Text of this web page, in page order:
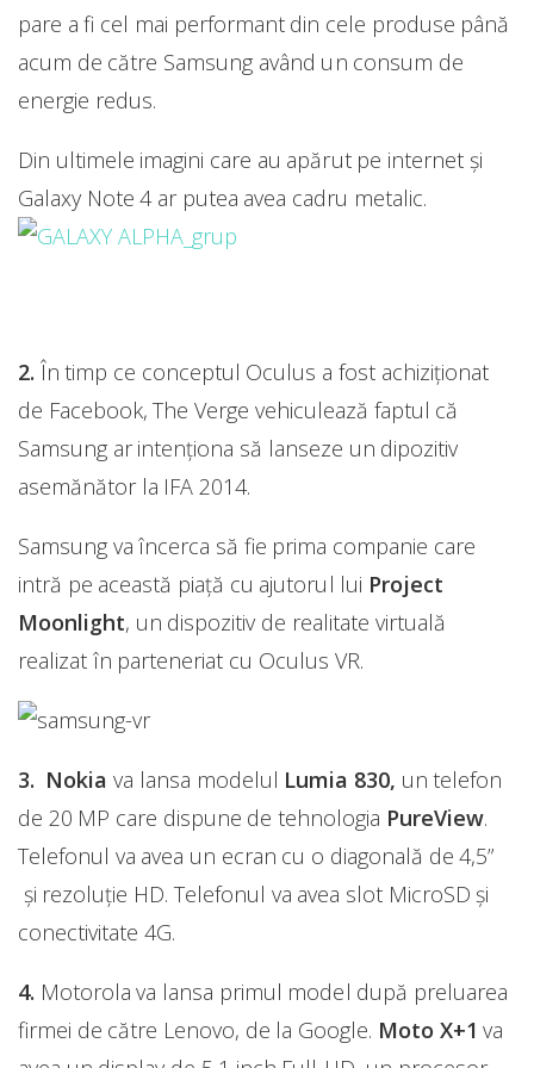
pare a fi cel mai performant din cele produse până
acum de către Samsung având un consum de
energie redus.
Din ultimele imagini care au apărut pe internet și
Galaxy Note 4 ar putea avea cadru metalic.
2. În timp ce conceptul Oculus a fost achiziționat
de Facebook, The Verge vehiculează faptul că
Samsung ar intenționa să lanseze un dipozitiv
asemănător la IFA 2014.
Samsung va încerca să fie prima companie care
intră pe această piaţă cu ajutorul lui Project
Moonlight, un dispozitiv de realitate virtuală
realizat în parteneriat cu Oculus VR.
3. Nokia va lansa modelul Lumia 830, un telefon
de 20 MP care dispune de tehnologia PureView.
Telefonul va avea un ecran cu o diagonală de 4,5”
și rezoluţie HD. Telefonul va avea slot MicroSD și
conectivitate 4G.
4. Motorola va lansa primul model după preluarea
firmei de către Lenovo, de la Google. Moto X+1 va